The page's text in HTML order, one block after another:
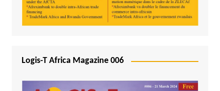
Logis-T Africa Magazine 006